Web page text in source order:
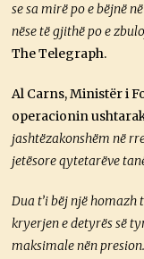
se sa mirë po e bëjnë
nëse të gjithë po e
The Telegraph.
Al Carns, Ministër i
operacionin
jashtëzakonshëm në
jetësore qytetarëve
Dua t’i bëj një
kryerjen e detyrës së
maksimale nën